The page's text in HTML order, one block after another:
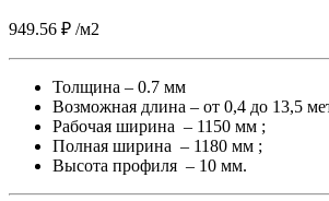
949.56 ₽ /м2
Толщина – 0.7 мм
Возможная длина – от 0,4 до 13,5
Рабочая ширина – 1150 мм ;
Полная ширина – 1180 мм ;
Высота профиля – 10 мм.